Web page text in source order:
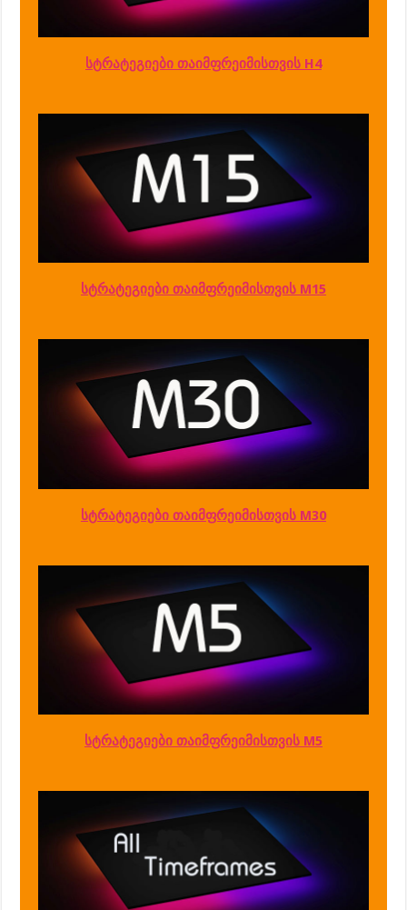
სტრატეგიები თაიმფრეიმისთვის H4
სტრატეგიები თაიმფრეიმისთვის M15
სტრატეგიები თაიმფრეიმისთვის M30
სტრატეგიები თაიმფრეიმისთვის M5